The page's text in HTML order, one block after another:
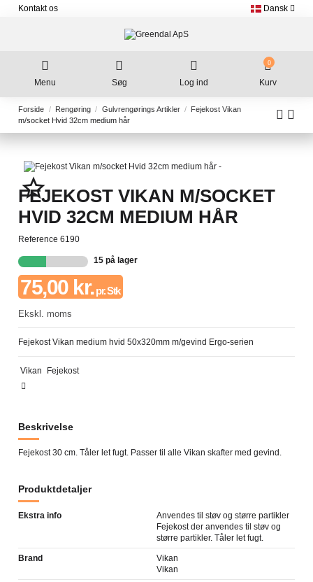
Kontakt os Dansk
Menu Søg Log ind
0
Kurv
Forside Rengøring Gulvrengørings Artikler
Fejekost Vikan
m/socket Hvid 32cm medium hår
star_border
FEJEKOST VIKAN M/SOCKET
HVID 32CM MEDIUM HÅR
Reference 6190
15 på lager
75,00 kr.pr. Stk
Ekskl. moms
Fejekost Vikan medium hvid 50x320mm m/gevind Ergo-serien
Vikan Fejekost
Beskrivelse
Fejekost 30 cm. Tåler let fugt. Passer til alle Vikan skafter med gevind.
Produktdetaljer
Ekstra info
Anvendes til støv og større partikler
Fejekost der anvendes til støv og
større partikler. Tåler let fugt.
Brand
Vikan
Vikan